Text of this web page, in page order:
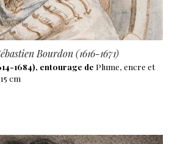
Bourdon (1616-1671)
1684), entourage de Plume, encre et
cm